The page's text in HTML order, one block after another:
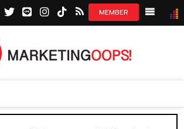
MEDIA
youtube.com
twitter.com
line.meinstagram.com
tiktok.com